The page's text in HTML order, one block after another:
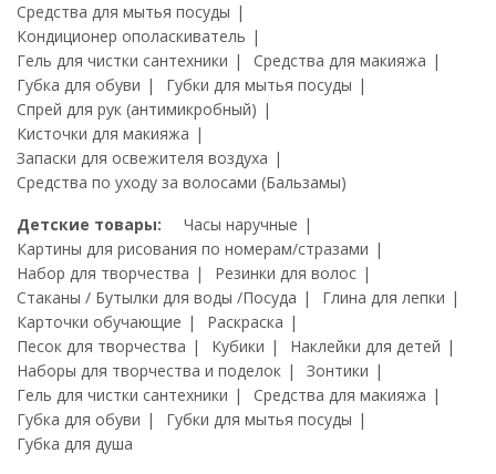
Средства для мытья посуды
Кондиционер ополаскиватель
Гель для чистки сантехники
Средства для макияжа
Губка для обуви
Губки для мытья посуды
Спрей для рук (антимикробный)
Кисточки для макияжа
Запаски для освежителя воздуха
Средства по уходу за волосами (Бальзамы)
Детские товары:
Часы наручные
Картины для рисования по номерам/стразами
Набор для творчества
Резинки для волос
Стаканы / Бутылки для воды /Посуда
Глина для лепки
Карточки обучающие
Раскраска
Песок для творчества
Кубики
Наклейки для детей
Наборы для творчества и поделок
Зонтики
Гель для чистки сантехники
Средства для макияжа
Губка для обуви
Губки для мытья посуды
Губка для душа